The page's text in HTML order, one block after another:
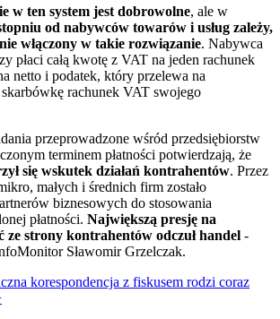
w ten system jest dobrowolne, ale w
od nabywców towarów i usług zależy,
włączony w takie rozwiązanie. Nabywca
płaci całą kwotę z VAT na jeden rachunek
netto i podatek, który przelewa na
rachunek VAT swojego
przeprowadzone wśród przedsiębiorstw
terminem płatności potwierdzają, że
się wskutek działań kontrahentów. Przez
małych i średnich firm zostało
biznesowych do stosowania
płatności. Największą presję na
ze strony kontrahentów odczuł handel -
Sławomir Grzelczak.
korespondencja z fiskusem rodzi coraz